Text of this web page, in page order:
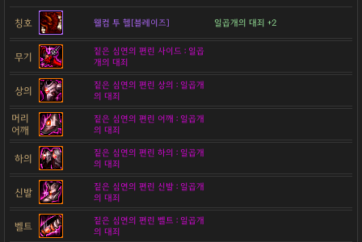
칭호 웰컴 투 헬[블레이즈] 일곱개의 대죄 +2
무기
짙은 심연의 편린 사이드 : 일곱
개의 대죄
상의
짙은 심연의 편린 상의 : 일곱개
의 대죄
머리
어깨
짙은 심연의 편린 어깨 : 일곱개
의 대죄
하의
짙은 심연의 편린 하의 : 일곱개
의 대죄
신발
짙은 심연의 편린 신발 : 일곱개
의 대죄
벨트
짙은 심연의 편린 벨트 : 일곱개
의 대죄